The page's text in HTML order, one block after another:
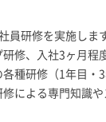
員研修を実施しま
修、入社3ヶ月程
種研修（1年目・
による専門知識